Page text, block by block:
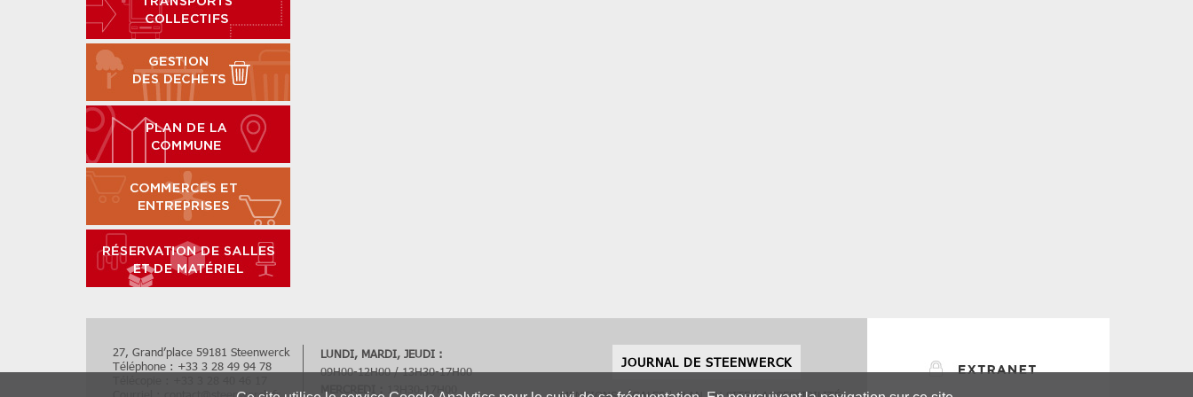
27, Grand’place 59181 Steenwerck
Téléphone : +33 3 28 49 94 78
LUNDI, MARDI, JEUDI :
09H00-12H00 / 13H30-17H00
MERCREDI :
13H30-17H00
JOURNAL DE STEENWERCK